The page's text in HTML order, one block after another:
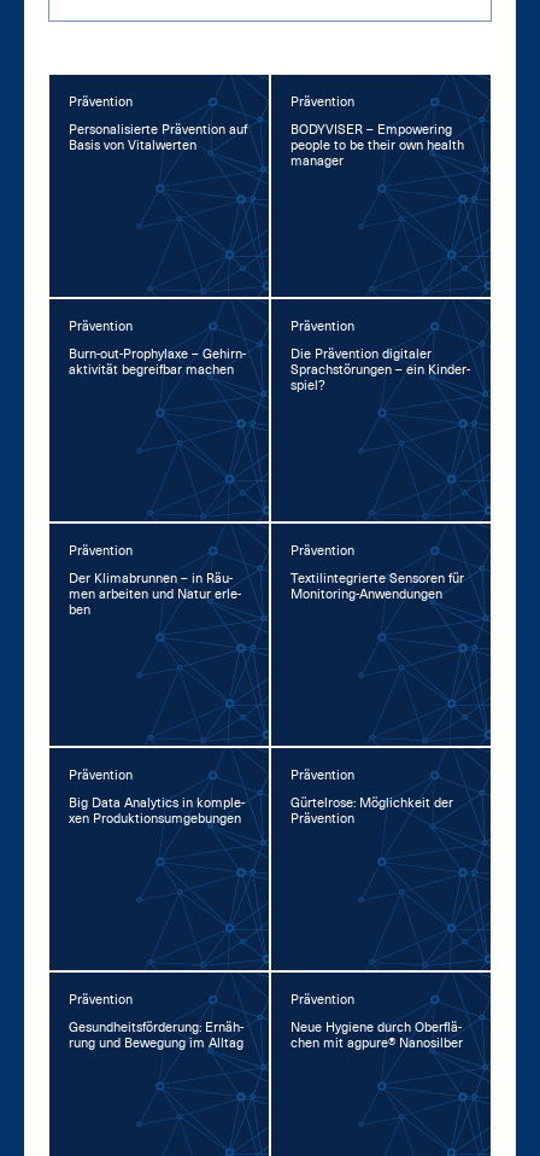
Prävention
Per­so­na­li­sier­te Prä­ven­ti­on auf
Ba­sis von Vi­tal­wer­ten
Prävention
BO­DY­VI­SER – Em­power­ing
peop­le to be their own health
ma­na­ger
Prävention
Burn-out-Pro­phy­la­xe – Ge­hirn­
ak­ti­vi­tät be­greif­bar ma­chen
Prävention
Die Prä­ven­ti­on di­gi­ta­ler
Sprach­stö­run­gen – ein Kin­der­
spiel?
Prävention
Der Kli­ma­brun­nen – in Räu­
men ar­bei­ten und Na­tur er­le­
ben
Prävention
Tex­til­in­te­grier­te Sen­so­ren für
Mo­ni­to­ring-An­wen­dun­gen
Prävention
Big Da­ta Ana­lytics in kom­ple­
xen Pro­duk­ti­ons­um­ge­bun­gen
Prävention
Gür­tel­ro­se: Mög­lich­keit der
Prä­ven­ti­on
Prävention
Ge­sund­heits­för­de­rung: Er­näh­
rung und Be­we­gung im All­tag
Prävention
Neue Hy­gie­ne durch Ober­flä­
chen mit agpu­re® Na­no­sil­ber